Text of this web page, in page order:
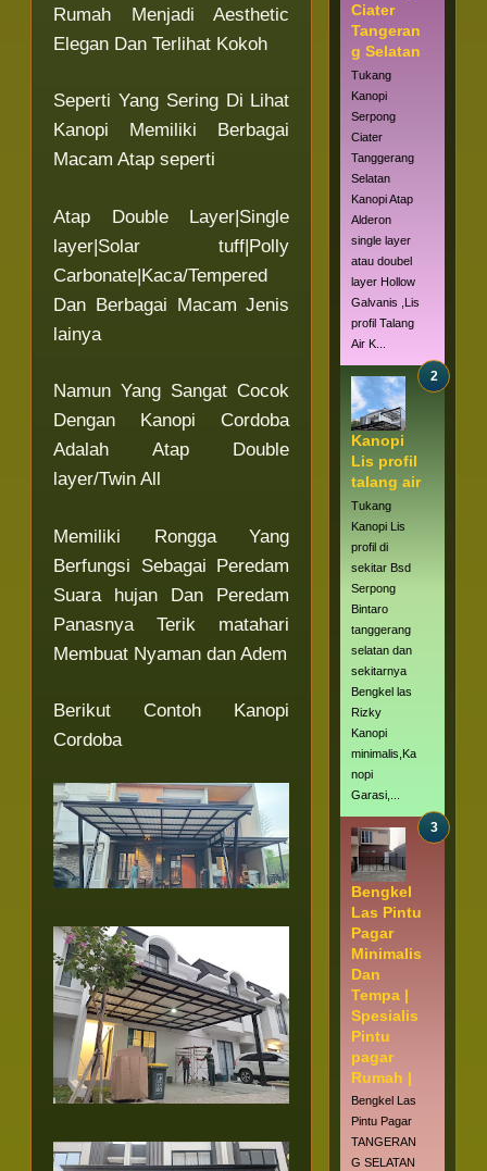
Rumah Menjadi Aesthetic
Elegan Dan Terlihat Kokoh
Seperti Yang Sering Di Lihat
Kanopi Memiliki Berbagai
Macam Atap seperti
Atap Double Layer|Single
layer|Solar tuff|Polly
Carbonate|Kaca/Tempered
Dan Berbagai Macam Jenis
lainya
Namun Yang Sangat Cocok
Dengan Kanopi Cordoba
Adalah Atap Double
layer/Twin All
Memiliki Rongga Yang
Berfungsi Sebagai Peredam
Suara hujan Dan Peredam
Panasnya Terik matahari
Membuat Nyaman dan Adem
Berikut Contoh Kanopi
Cordoba
Ciater
Tangeran
g Selatan
Tukang
Kanopi
Serpong
Ciater
Tanggerang
Selatan
Kanopi Atap
Alderon
single layer
atau doubel
layer Hollow
Galvanis ,Lis
profil Talang
Air K...
Kanopi
Lis profil
talang air
Tukang
Kanopi Lis
profil di
sekitar Bsd
Serpong
Bintaro
tanggerang
selatan dan
sekitarnya
Bengkel las
Rizky
Kanopi
minimalis,Ka
nopi
Garasi,...
Bengkel
Las Pintu
Pagar
Minimalis
Dan
Tempa |
Spesialis
Pintu
pagar
Rumah |
Bengkel Las
Pintu Pagar
TANGERAN
G SELATAN